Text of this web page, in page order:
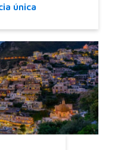
única